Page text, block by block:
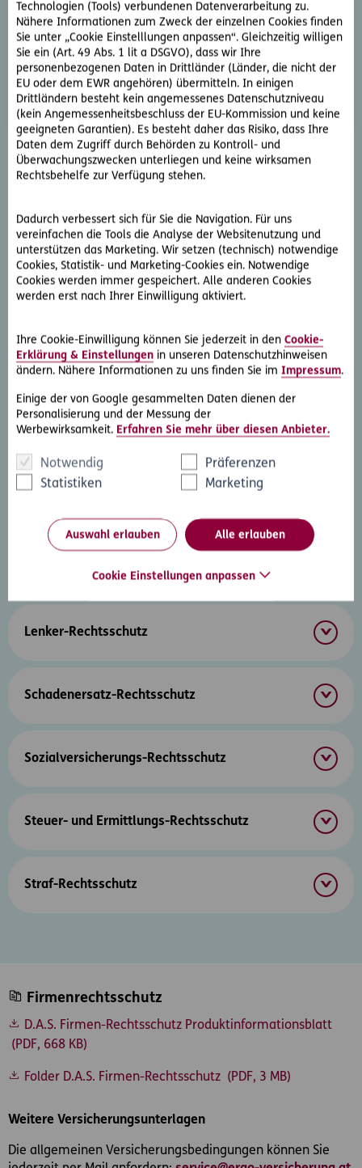
Technologien (Tools) verbundenen Datenverarbeitung zu.
Nähere Informationen zum Zweck der einzelnen Cookies finden
Sie unter „Cookie Einstelllungen anpassen“. Gleichzeitig willigen
Sie ein (Art. 49 Abs. 1 lit a DSGVO), dass wir Ihre
personenbezogenen Daten in Drittländer (Länder, die nicht der
EU oder dem EWR angehören) übermitteln. In einigen
Drittländern besteht kein angemessenes Datenschutzniveau
(kein Angemessenheitsbeschluss der EU-Kommission und keine
geeigneten Garantien). Es besteht daher das Risiko, dass Ihre
Daten dem Zugriff durch Behörden zu Kontroll- und
Überwachungszwecken unterliegen und keine wirksamen
Rechtsbehelfe zur Verfügung stehen.
Dadurch verbessert sich für Sie die Navigation. Für uns
vereinfachen die Tools die Analyse der Websitenutzung und
unterstützen das Marketing. Wir setzen (technisch) notwendige
Cookies, Statistik- und Marketing-Cookies ein. Notwendige
Cookies werden immer gespeichert. Alle anderen Cookies
werden erst nach Ihrer Einwilligung aktiviert.
Ihre Cookie-Einwilligung können Sie jederzeit in den Cookie-
Erklärung & Einstellungen in unseren Datenschutzhinweisen
ändern. Nähere Informationen zu uns finden Sie im Impressum.
Einige der von Google gesammelten Daten dienen der
Personalisierung und der Messung der
Werbewirksamkeit. Erfahren Sie mehr über diesen Anbieter.
Notwendig
Präferenzen
Statistiken
Marketing
Auswahl erlauben Alle erlauben
Cookie Einstellungen anpassen
Freispruch oder Einstellung des
Verfahrens wegen eines
Vorsatzdeliktes.
Mehr erfahren
Arbeitsgerichts-Rechtsschutz
Internet-Rechtsschutz
Lenker-Rechtsschutz
Schadenersatz-Rechtsschutz
Sozialversicherungs-Rechtsschutz
Steuer- und Ermittlungs-Rechtsschutz
Straf-Rechtsschutz
Firmenrechtsschutz
D.A.S. Firmen-Rechtsschutz Produktinformationsblatt
(PDF, 668 KB)
Folder D.A.S. Firmen-Rechtsschutz (PDF, 3 MB)
Weitere Versicherungsunterlagen
Die allgemeinen Versicherungsbedingungen können Sie